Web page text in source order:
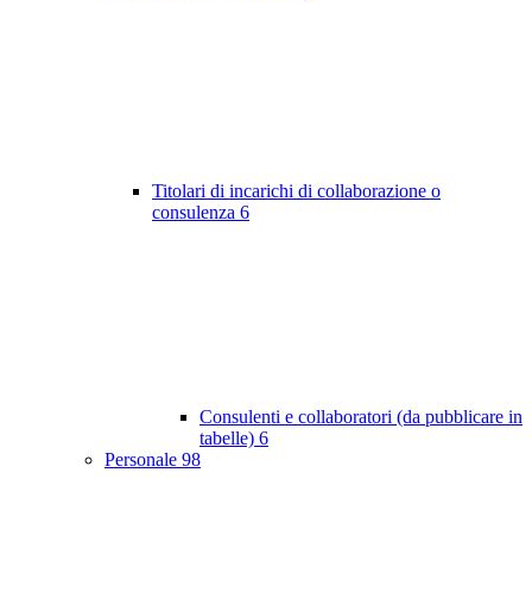
Titolari di incarichi di collaborazione o
consulenza 6
Consulenti e collaboratori (da pubblicare in
tabelle) 6
Personale 98